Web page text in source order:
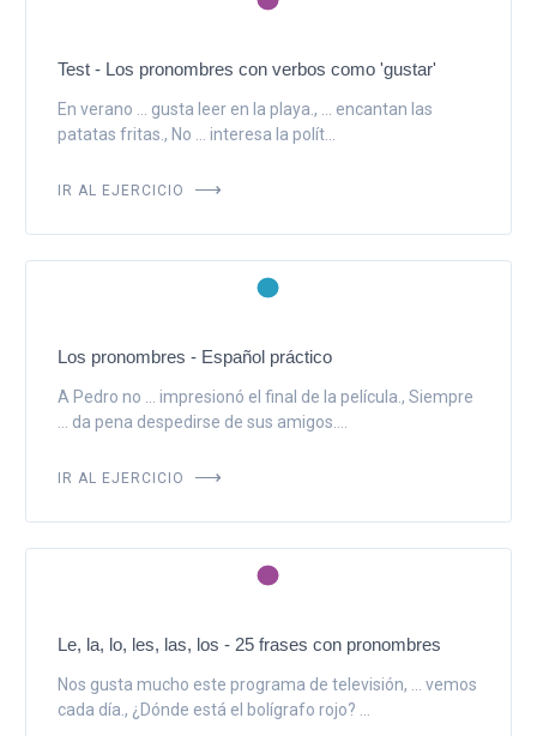
Test - Los pronombres con verbos como 'gustar'
En verano ... gusta leer en la playa., ... encantan las
patatas fritas., No ... interesa la polít...
IR AL EJERCICIO
Los pronombres - Español práctico
A Pedro no ... impresionó el final de la película., Siempre
... da pena despedirse de sus amigos....
IR AL EJERCICIO
Le, la, lo, les, las, los - 25 frases con pronombres
Nos gusta mucho este programa de televisión, ... vemos
cada día., ¿Dónde está el bolígrafo rojo? ...